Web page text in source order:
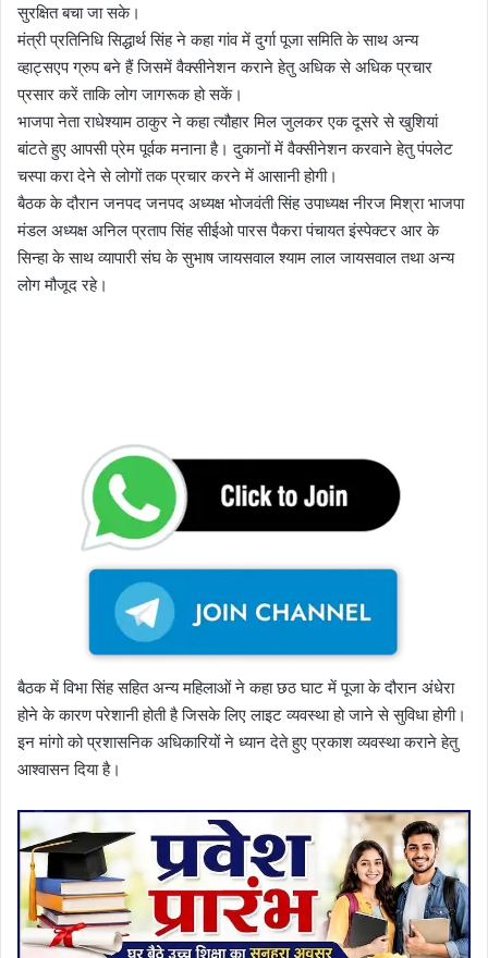
सुरक्षित बचा जा सके।
मंत्री प्रतिनिधि सिद्धार्थ सिंह ने कहा गांव में दुर्गा पूजा समिति के साथ अन्य
व्हाट्सएप ग्रुप बने हैं जिसमें वैक्सीनेशन कराने हेतु अधिक से अधिक प्रचार
प्रसार करें ताकि लोग जागरूक हो सकें।
भाजपा नेता राधेश्याम ठाकुर ने कहा त्यौहार मिल जुलकर एक दूसरे से खुशियां
बांटते हुए आपसी प्रेम पूर्वक मनाना है। दुकानों में वैक्सीनेशन करवाने हेतु पंपलेट
चस्पा करा देने से लोगों तक प्रचार करने में आसानी होगी।
बैठक के दौरान जनपद जनपद अध्यक्ष भोजवंती सिंह उपाध्यक्ष नीरज मिश्रा भाजपा
मंडल अध्यक्ष अनिल प्रताप सिंह सीईओ पारस पैकरा पंचायत इंस्पेक्टर आर के
सिन्हा के साथ व्यापारी संघ के सुभाष जायसवाल श्याम लाल जायसवाल तथा अन्य
लोग मौजूद रहे।
बैठक में विभा सिंह सहित अन्य महिलाओं ने कहा छठ घाट में पूजा के दौरान अंधेरा
होने के कारण परेशानी होती है जिसके लिए लाइट व्यवस्था हो जाने से सुविधा होगी।
इन मांगो को प्रशासनिक अधिकारियों ने ध्यान देते हुए प्रकाश व्यवस्था कराने हेतु
आश्वासन दिया है।